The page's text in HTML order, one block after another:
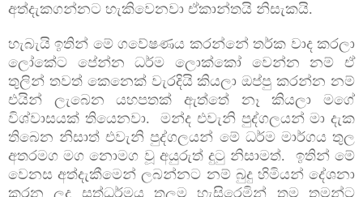
අත්දැකගන්නට හැකිවෙනවා ඒකාන්තයි නිසැකයි.
හැබැයි ඉතින් මේ ගවේෂණය කරන්නේ තර්ක වාද කරලා
ලෝකේට පේන්න ධර්ම ලොක්කෝ වෙන්න නම් ඒ
තුලින් තවත් කෙනෙක් වැරදියි කියලා ඔප්පු කරන්න නම්
එයින් ලැබෙන යහපතක් ඇත්තේ නෑ කියලා මගේ
විශ්වාසයක් තියෙනවා. මන්ද එවැනි පුද්ගලයන් මා දැක
තිබෙන නිසාත් එවැනි පුද්ගලයන් මේ ධර්ම මාර්ගය තුල
අතරමග මග නොමග වූ අයුරුත් දුටු නිසාමත්. ඉතින් මේ
වෙනස අත්දැකීමෙන් ලබන්නට නම් බුදු හිමියන් දේශනා
කරන ලද සත්ධර්මය තුලම හැසිරෙමින් තම තමන්ට